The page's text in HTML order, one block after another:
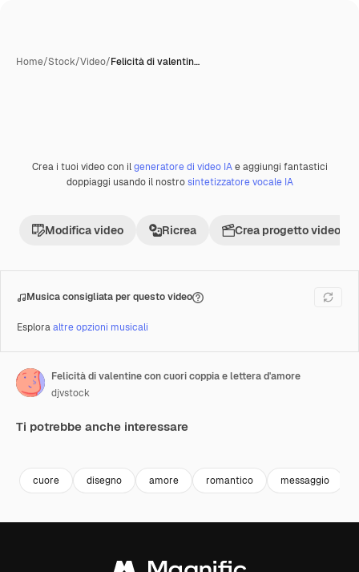
Home/Stock/Video/Felicità di valentin…
Premium
Crea i tuoi video con ilgeneratore di video IAe aggiungi fantastici
doppiaggi usando il nostrosintetizzatore vocale IA
Modifica video Ricrea Crea progetto video
Musica consigliata per questo video
Esploraaltre opzioni musicali
Felicità di valentine con cuori coppia e lettera d'amore
djvstock
Ti potrebbe anche interessare
cuore disegno amore romantico messaggio